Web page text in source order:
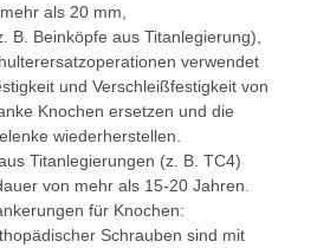
als 20 mm,
B. Beinköpfe aus Titanlegierung),
verwendet
und Verschleißfestigkeit von
Knochen ersetzen und die
wiederherstellen.
Titanlegierungen (z. B. TC4)
von mehr als 15-20 Jahren.
für Knochen:
Schrauben sind mit